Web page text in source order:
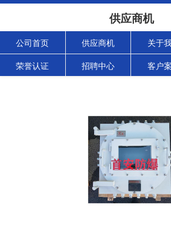
供应商机
公司首页 供应商机 关于
荣誉认证 招聘中心 客户